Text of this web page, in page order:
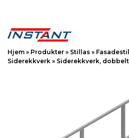
Hjem » Produkter » Stillas »
Siderekkverk » Siderekkverk,